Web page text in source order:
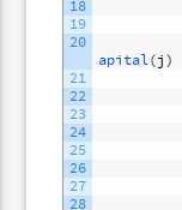
18
19
20
21
22
23
24
25
26
27
28
apital(j)